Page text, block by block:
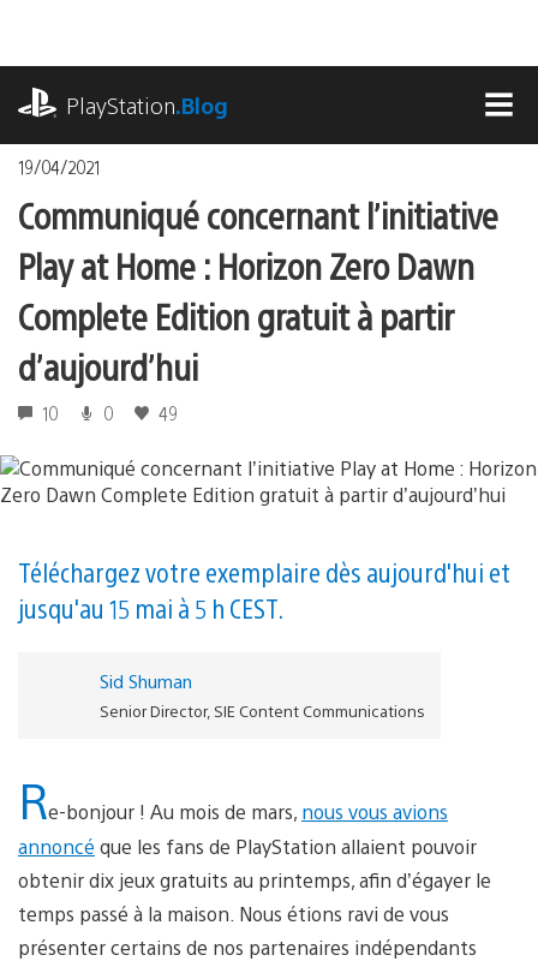
contenu
PlayStation.Blog
19/04/2021
Communiqué concernant l’initiative
Play at Home : Horizon Zero Dawn
Complete Edition gratuit à partir
d’aujourd’hui
10 0 49
Téléchargez votre exemplaire dès aujourd'hui et
jusqu'au 15 mai à 5 h CEST.
Sid Shuman
Senior Director, SIE Content Communications
Re-bonjour ! Au mois de mars, nous vous avions
annoncé que les fans de PlayStation allaient pouvoir
obtenir dix jeux gratuits au printemps, afin d’égayer le
temps passé à la maison. Nous étions ravi de vous
présenter certains de nos partenaires indépendants